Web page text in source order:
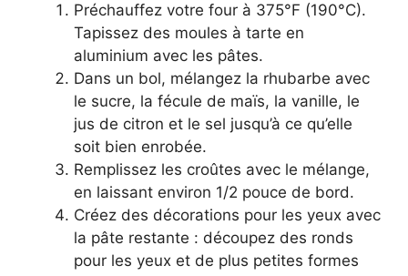
Préchauffez votre four à 375°F (190°C).
Tapissez des moules à tarte en
aluminium avec les pâtes.
Dans un bol, mélangez la rhubarbe avec
le sucre, la fécule de maïs, la vanille, le
jus de citron et le sel jusqu’à ce qu’elle
soit bien enrobée.
Remplissez les croûtes avec le mélange,
en laissant environ 1/2 pouce de bord.
Créez des décorations pour les yeux avec
la pâte restante : découpez des ronds
pour les yeux et de plus petites formes